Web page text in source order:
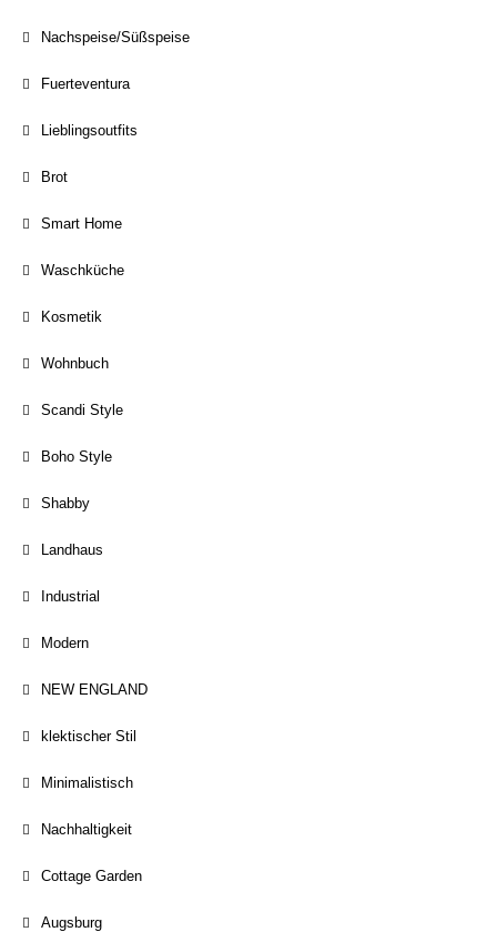
Nachspeise/Süßspeise
Fuerteventura
Lieblingsoutfits
Brot
Smart Home
Waschküche
Kosmetik
Wohnbuch
Scandi Style
Boho Style
Shabby
Landhaus
Industrial
Modern
NEW ENGLAND
klektischer Stil
Minimalistisch
Nachhaltigkeit
Cottage Garden
Augsburg